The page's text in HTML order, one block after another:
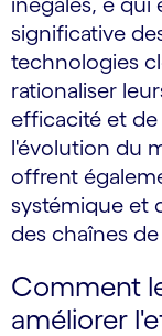
significative
technologies
rationaliser
efficacité et de
l'évolution du
offrent
systémique et
des chaînes
Comment
améliorer